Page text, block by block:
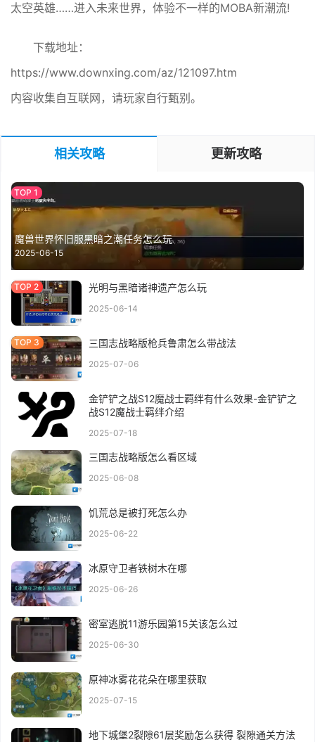
太空英雄……进入未来世界，体验不一样的MOBA新潮流!
下载地址：
https://www.downxing.com/az/121097.htm
内容收集自互联网，请玩家自行甄别。
相关攻略 更新攻略
魔兽世界怀旧服黑暗之潮任务怎么玩
2025-06-15
光明与黑暗诸神遗产怎么玩
2025-06-14
三国志战略版枪兵鲁肃怎么带战法
2025-07-06
金铲铲之战S12魔战士羁绊有什么效果-金铲铲之
战S12魔战士羁绊介绍
2025-07-18
三国志战略版怎么看区域
2025-06-08
饥荒总是被打死怎么办
2025-06-22
冰原守卫者铁树木在哪
2025-06-26
密室逃脱11游乐园第15关该怎么过
2025-06-30
原神冰雾花花朵在哪里获取
2025-07-15
地下城堡2裂隙61层奖励怎么获得 裂隙通关方法